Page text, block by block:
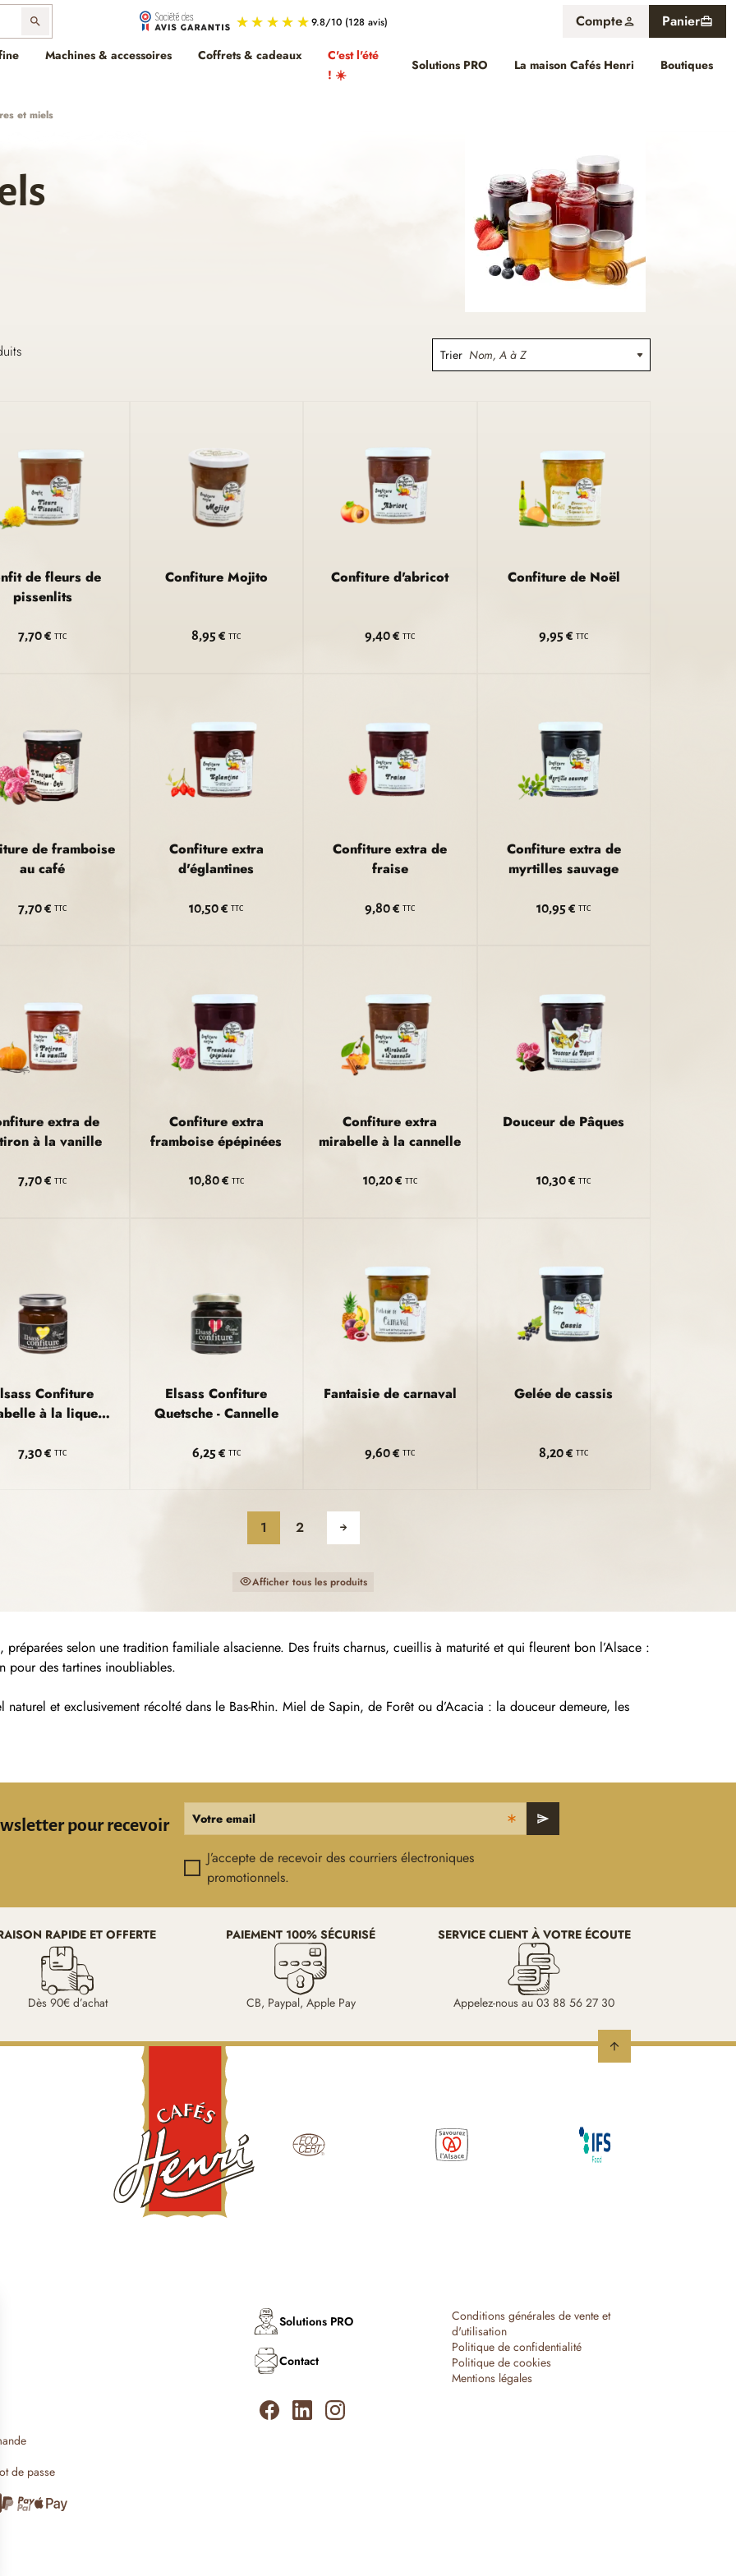
search Compteperson Paniercard_travel
Machines & accessoires Coffrets & cadeaux
C'est l'été
! ☀️
Solutions PRO La maison Cafés Henri Boutiques
et miels
Trier Nom, A à Z
de fleurs de
pissenlits
7,70 € TTC
Confiture Mojito
8,95 € TTC
Confiture d'abricot
9,40 € TTC
Confiture de Noël
9,95 € TTC
de framboise
au café
7,70 € TTC
Confiture extra
d'églantines
10,50 € TTC
Confiture extra de
fraise
9,80 € TTC
Confiture extra de
myrtilles sauvage
10,95 € TTC
extra de
à la vanille
7,70 € TTC
Confiture extra
framboise épépinées
10,80 € TTC
Confiture extra
mirabelle à la cannelle
10,20 € TTC
Douceur de Pâques
10,30 € TTC
Confiture
à la liqueur
7,30 € TTC
Elsass Confiture
Quetsche - Cannelle
6,25 € TTC
Fantaisie de carnaval
9,60 € TTC
Gelée de cassis
8,20 € TTC
1 2
Afficher tous les produits
selon une tradition familiale alsacienne. Des fruits charnus, cueillis à maturité et qui fleurent bon l’Alsace :
pour des tartines inoubliables.
et exclusivement récolté dans le Bas-Rhin. Miel de Sapin, de Forêt ou d’Acacia : la douceur demeure, les
pour recevoir
Votre email send
J’accepte de recevoir des courriers électroniques
promotionnels.
RAPIDE ET OFFERTE
Dès 90€ d’achat
PAIEMENT 100% SÉCURISÉ
CB, Paypal, Apple Pay
SERVICE CLIENT À VOTRE ÉCOUTE
Appelez-nous au 03 88 56 27 30
arrow_upward
de passe
Solutions PRO
Contact
Conditions générales de vente et
d'utilisation
Politique de confidentialité
Politique de cookies
Mentions légales